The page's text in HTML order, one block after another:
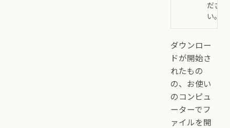
ださ
い。
ダウンロー
ドが開始さ
れたもの
の、お使い
のコンピュ
ーターでフ
ァイルを開